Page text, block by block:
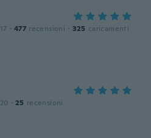
· 477 recensioni · 325 caricamenti
· 25 recensioni